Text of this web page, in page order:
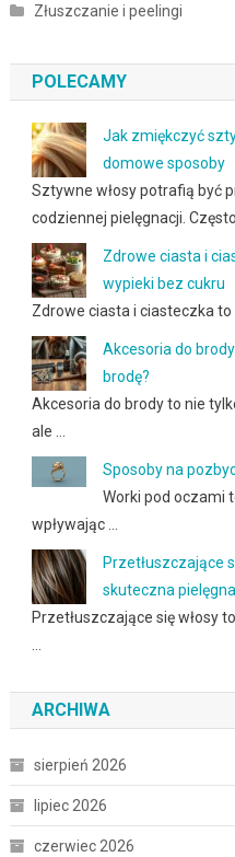
Złuszczanie i peelingi
POLECAMY
Jak zmiękczyć
domowe sposoby
Sztywne włosy potrafią być
codziennej pielęgnacji. Często
Zdrowe ciasta i
wypieki bez cukru
Zdrowe ciasta i ciasteczka to
Akcesoria do
brodę?
Akcesoria do brody to nie
ale …
Sposoby na
Worki pod oczami
wpływając …
Przetłuszczające
skuteczna
Przetłuszczające się włosy
ARCHIWA
sierpień 2026
lipiec 2026
czerwiec 2026